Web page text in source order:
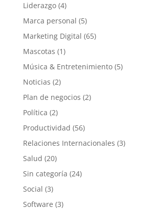
Liderazgo(4)
Marca personal (5)
Marketing Digital (65)
Mascotas (1)
Música & Entretenimiento(5)
Noticias (2)
Plan de negocios (2)
Política (2)
Productividad (56)
Relaciones Internacionales (3)
Salud (20)
Sin categoría (24)
Social (3)
Software (3)